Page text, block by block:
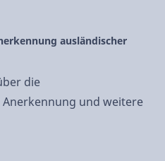
ausländischer
die
und weitere